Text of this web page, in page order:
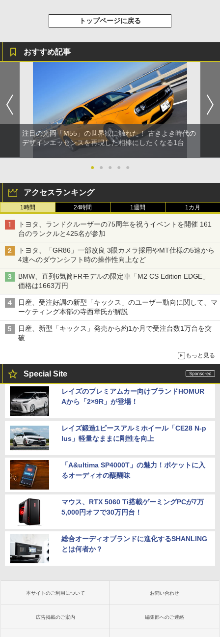
トップページに戻る
おすすめ記事
注目の光岡「M55」の世界観に触れた！ 古きよき時代の
デザインエッセンスを再現した相棒にしたくなる1台
● ● ● ● ●
アクセスランキング
1時間 24時間 1週間 1カ月
トヨタ、ランドクルーザーの75周年を祝うイベントを開催 161
台のランクルと425名が参加
トヨタ、「GR86」一部改良 3眼カメラ採用やMT仕様の5速から
4速へのダウンシフト時の操作性向上など
BMW、直列6気筒FRモデルの限定車「M2 CS Edition EDGE」
価格は1663万円
日産、受注好調の新型「キックス」のユーザー動向に関して、マ
ーケティング本部の寺西章氏が解説
日産、新型「キックス」発売から約1か月で受注台数1万台を突
破
もっと見る
Special Site
レイズのプレミアムカー向けブランドHOMUR
Aから「2×9R」が登場！
レイズ鍛造1ピースアルミホイール「CE28 N-p
lus」軽量なままに剛性を向上
「A&ultima SP4000T」の魅力！ポケットに入
るオーディオの醍醐味
マウス、RTX 5060 Ti搭載ゲーミングPCが7万
5,000円オフで30万円台！
総合オーディオブランドに進化するSHANLING
とは何者か？
本サイトのご利用について お問い合わせ
広告掲載のご案内 編集部へのご連絡